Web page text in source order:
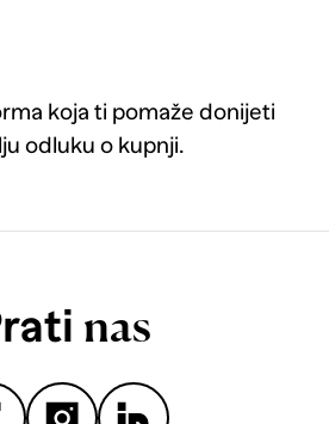
koja ti pomaže donijeti
odluku o kupnji.
nas